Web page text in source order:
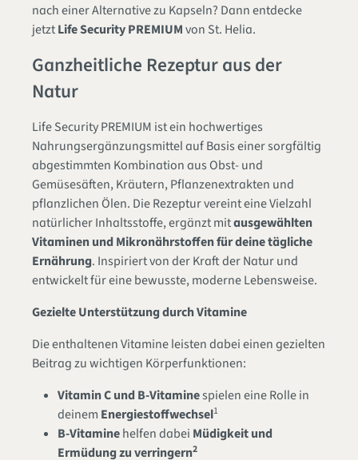
nach einer Alternative zu Kapseln? Dann entdecke
jetztLife Security PREMIUMvon St. Helia.
Ganzheitliche Rezeptur aus der
Natur
Life Security PREMIUM ist ein hochwertiges
Nahrungsergänzungsmittel auf Basis einer sorgfältig
abgestimmten Kombination aus Obst- und
Gemüsesäften, Kräutern, Pflanzenextrakten und
pflanzlichen Ölen. Die Rezeptur vereint eine Vielzahl
natürlicher Inhaltsstoffe, ergänzt mitausgewählten
Vitaminen und Mikronährstoffen für deine tägliche
Ernährung. Inspiriert von der Kraft der Natur und
entwickelt für eine bewusste, moderne Lebensweise.
Gezielte Unterstützung durch Vitamine
Die enthaltenen Vitamine leisten dabei einen gezielten
Beitrag zu wichtigen Körperfunktionen:
Vitamin C und B-Vitaminespielen eine Rolle in
deinem Energiestoffwechsel1
B-Vitaminehelfen dabei Müdigkeit und
Ermüdung zu verringern2